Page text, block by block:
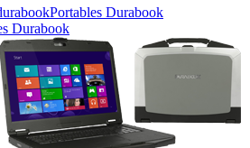
Portables Durabook
Durabook